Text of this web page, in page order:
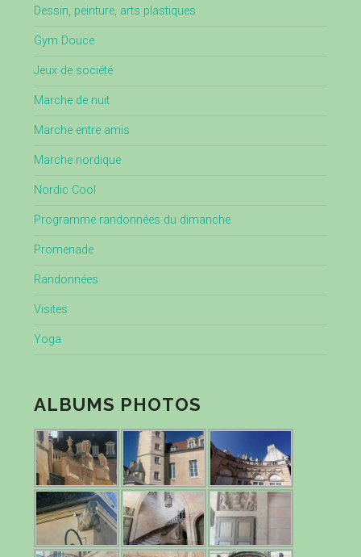
Dessin, peinture, arts plastiques
Gym Douce
Jeux de société
Marche de nuit
Marche entre amis
Marche nordique
Nordic Cool
Programme randonnées du dimanche
Promenade
Randonnées
Visites
Yoga
ALBUMS PHOTOS